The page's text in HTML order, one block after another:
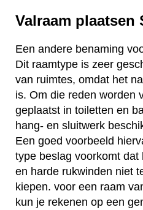
Valraam plaatsen
Een andere benaming
Dit raamtype is zeer
van ruimtes, omdat het
is. Om die reden worden
geplaatst in toiletten en
hang- en sluitwerk
Een goed voorbeeld
type beslag voorkomt
en harde rukwinden niet
kiepen. voor een raam
kun je rekenen op een